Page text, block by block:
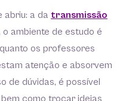
abriu: a da transmissão
o ambiente de estudo é
os professores
atenção e absorvem
de dúvidas, é possível